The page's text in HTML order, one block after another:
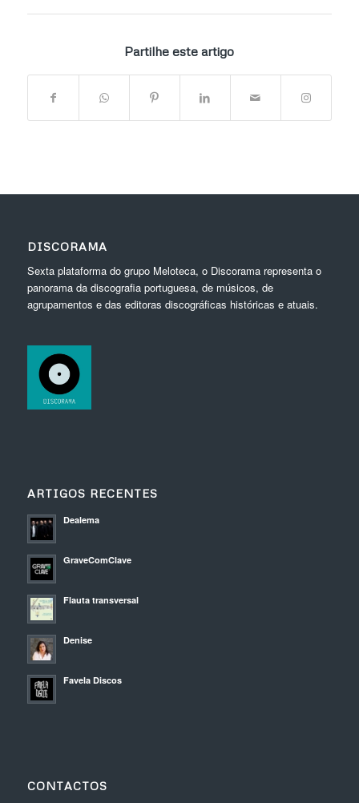
Partilhe este artigo
DISCORAMA
Sexta plataforma do grupo Meloteca, o Discorama representa o
panorama da discografia portuguesa, de músicos, de
agrupamentos e das editoras discográficas históricas e atuais.
ARTIGOS RECENTES
Dealema
GraveComClave
Flauta transversal
Denise
Favela Discos
CONTACTOS